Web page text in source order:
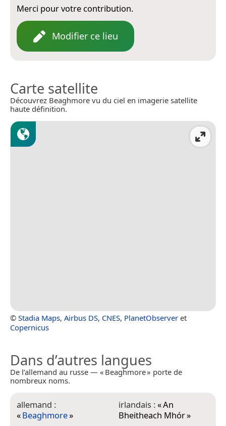
Merci pour votre contribution.
Modifier ce lieu
Carte satellite
Découvrez Beaghmore vu du ciel en imagerie satellite
haute définition.
© Stadia Maps, Airbus DS, CNES, PlanetObserver et
Copernicus
Dans d’autres langues
De l’allemand au russe — « Beaghmore » porte de
nombreux noms.
allemand :
«Beaghmore»
irlandais :«An
Bheitheach Mhór»